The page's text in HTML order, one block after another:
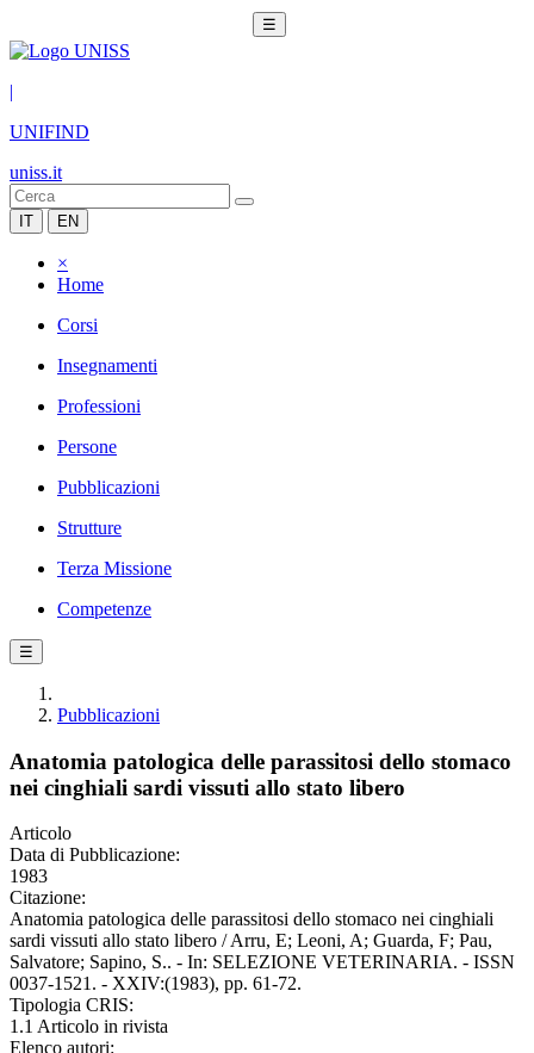
☰
|
UNIFIND
uniss.it
IT EN
×
Home
Corsi
Insegnamenti
Professioni
Persone
Pubblicazioni
Strutture
Terza Missione
Competenze
☰
Pubblicazioni
Anatomia patologica delle parassitosi dello stomaco
nei cinghiali sardi vissuti allo stato libero
Articolo
Data di Pubblicazione:
1983
Citazione:
Anatomia patologica delle parassitosi dello stomaco nei cinghiali
sardi vissuti allo stato libero / Arru, E; Leoni, A; Guarda, F; Pau,
Salvatore; Sapino, S.. - In: SELEZIONE VETERINARIA. - ISSN
0037-1521. - XXIV:(1983), pp. 61-72.
Tipologia CRIS:
1.1 Articolo in rivista
Elenco autori: